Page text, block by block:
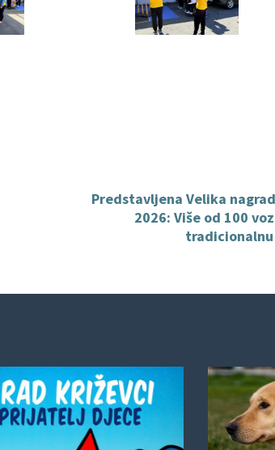
Predstavljena Velika
2026: Više od 100